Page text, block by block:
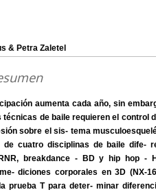
& Petra Zaletel
aumenta cada año, sin
de baile requieren el control
sobre el sis- tema
cuatro disciplinas de baile dife-
breakdance - BD y hip hop -
diciones corporales en 3D (NX-
prueba T para deter- minar